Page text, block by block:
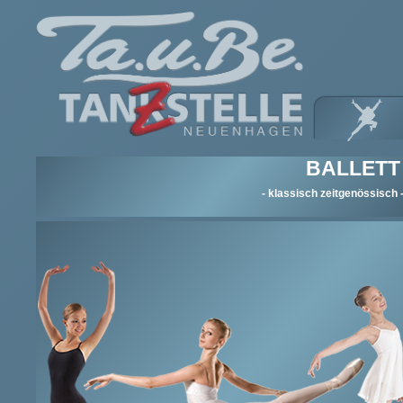
BALLETT
- klassisch zeitgenössisch